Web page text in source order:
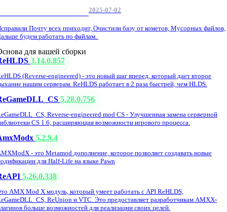
2025-07-02
Почту всех приходит, Очистили базу от кометов, Мусорных файлов,
будем работать по файлам.
для вашей сборки
3.14.0.857
(Reverse-engineered) - это новый шаг вперед, который дает второе
нашим серверам. ReHLDS работает в 2 раза быстрей, чем HLDS.
5.28.0.756
Reverse-engineered mod CS - Улучшенная замена серверной
CS 1.6, расширяющая возможности игрового процесса.
5.2.9.4
- это Metamod дополнение, которое позволяет создавать новые
для Half-Life на языке Pawn
5.26.0.338
AMX Mod X модуль, который умеет работать с API ReHLDS,
ReUnion и VTC. Это предоставляет разработчикам AMXX-
больше возможностей для реализации своих целей.